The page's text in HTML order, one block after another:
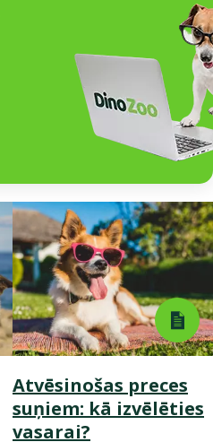
Atvēsinošas preces
suņiem: kā izvēlēties
vasarai?